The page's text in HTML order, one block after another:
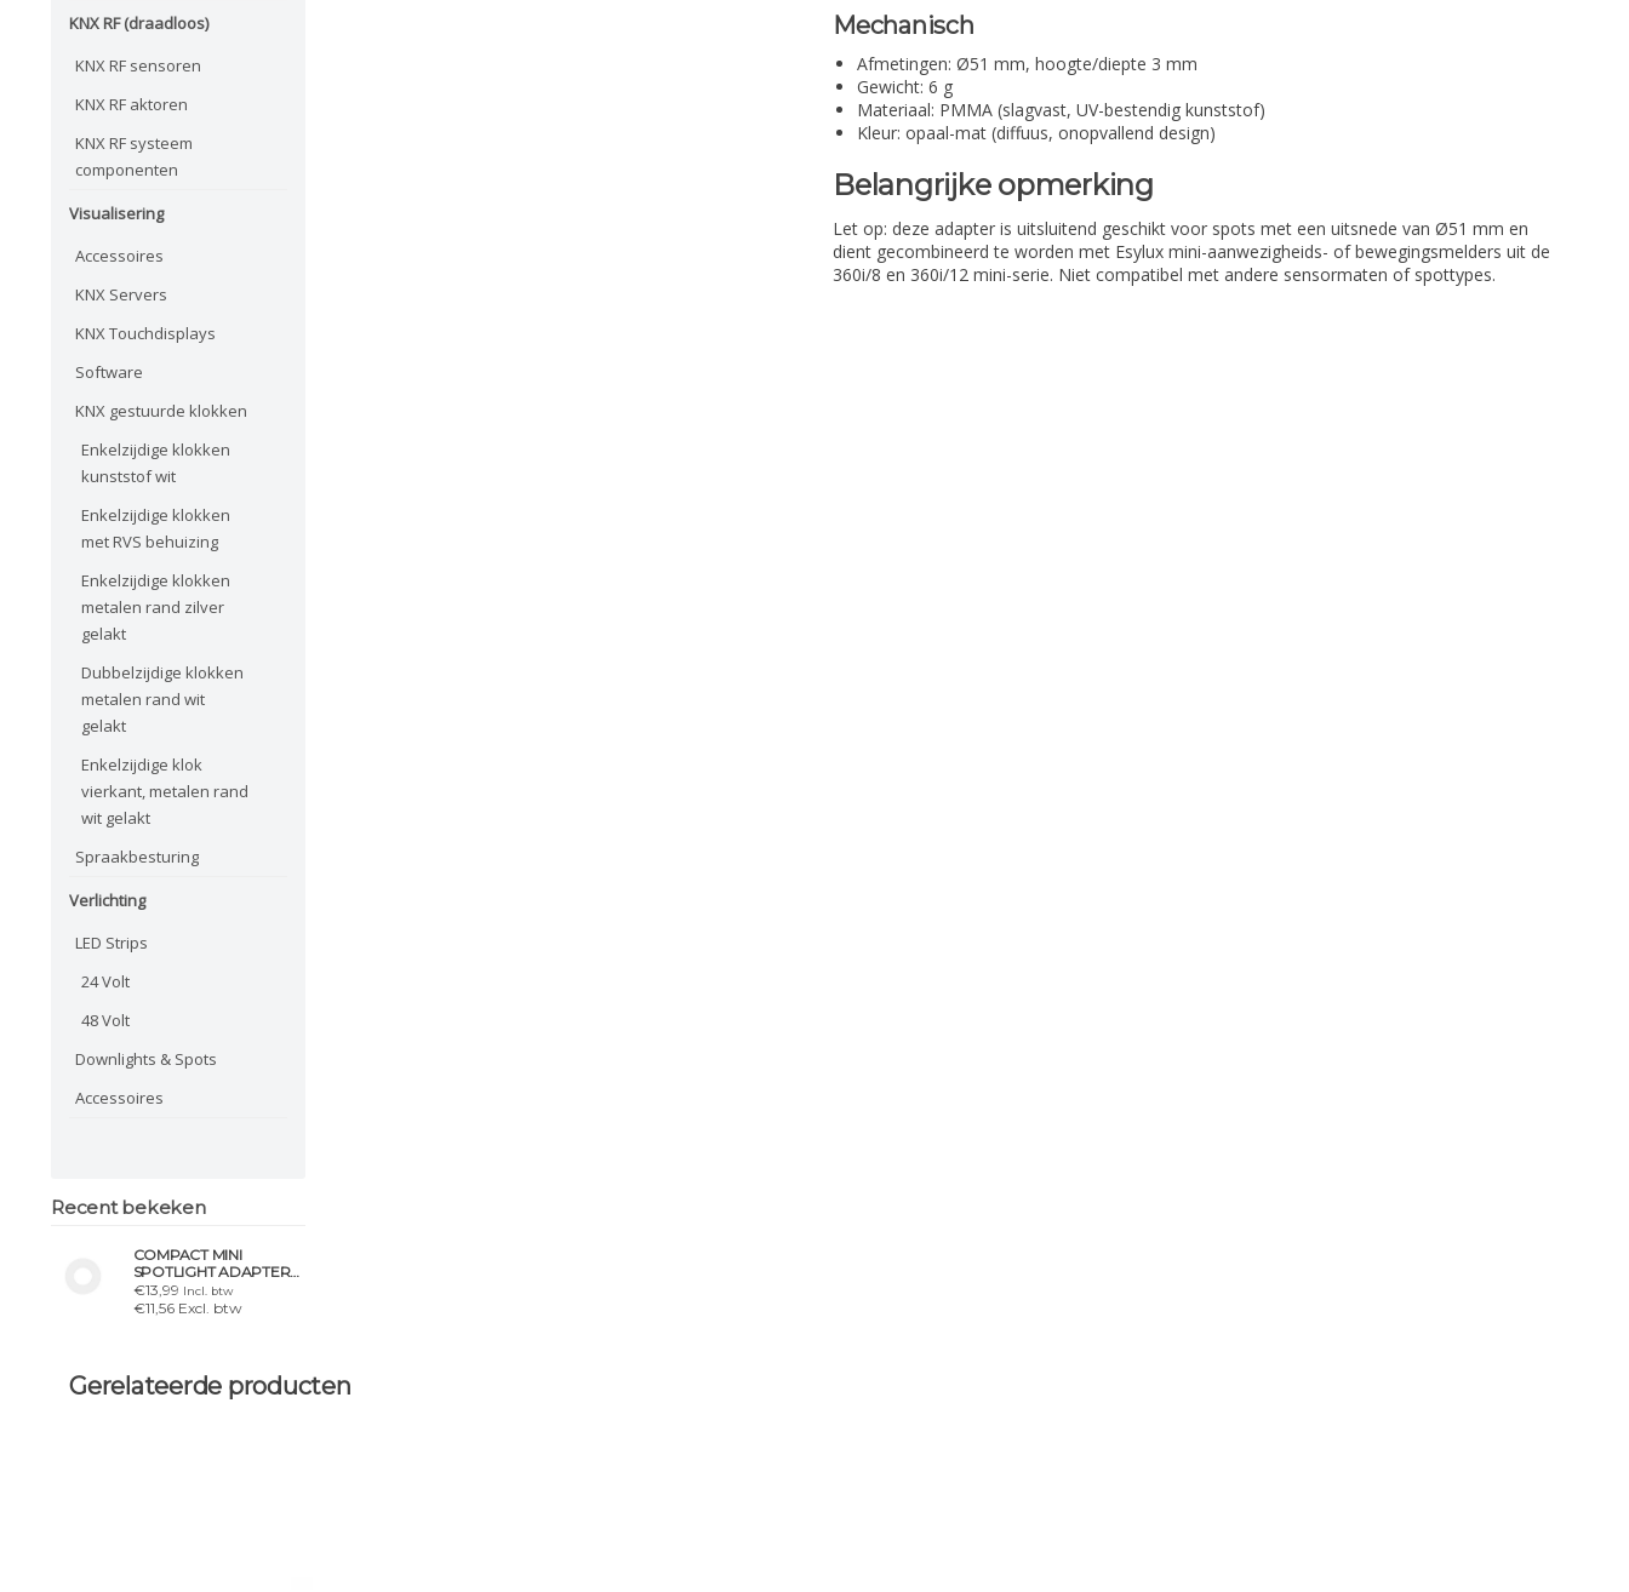
KNX RF (draadloos)
KNX RF sensoren
KNX RF aktoren
KNX RF systeem
componenten
Visualisering
Accessoires
KNX Servers
KNX Touchdisplays
Software
KNX gestuurde klokken
Enkelzijdige klokken
kunststof wit
Enkelzijdige klokken
met RVS behuizing
Enkelzijdige klokken
metalen rand zilver
gelakt
Dubbelzijdige klokken
metalen rand wit
gelakt
Enkelzijdige klok
vierkant, metalen rand
wit gelakt
Spraakbesturing
Verlichting
LED Strips
24 Volt
48 Volt
Downlights & Spots
Accessoires
Recent bekeken
COMPACT MINI
SPOTLIGHT ADAPTER
51/25
€13,99 Incl. btw
€11,56 Excl. btw
Mechanisch
Afmetingen: Ø51 mm, hoogte/diepte 3 mm
Gewicht: 6 g
Materiaal: PMMA (slagvast, UV-bestendig kunststof)
Kleur: opaal-mat (diffuus, onopvallend design)
Belangrijke opmerking
Let op: deze adapter is uitsluitend geschikt voor spots met een uitsnede van Ø51 mm en
dient gecombineerd te worden met Esylux mini-aanwezigheids- of bewegingsmelders uit de
360i/8 en 360i/12 mini-serie. Niet compatibel met andere sensormaten of spottypes.
Gerelateerde producten